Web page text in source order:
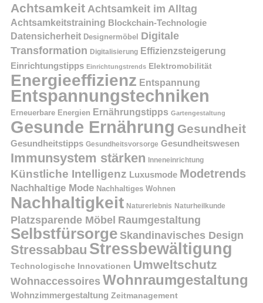
Achtsamkeit Achtsamkeit im Alltag
Achtsamkeitstraining Blockchain-Technologie
Datensicherheit Designermöbel
Digitale
Transformation Digitalisierung Effizienzsteigerung
Einrichtungstipps Einrichtungstrends Elektromobilität
Energieeffizienz Entspannung
Entspannungstechniken
Erneuerbare Energien Ernährungstipps Gartengestaltung
Gesunde Ernährung Gesundheit
Gesundheitstipps Gesundheitsvorsorge Gesundheitswesen
Immunsystem stärken Inneneinrichtung
Künstliche Intelligenz Luxusmode Modetrends
Nachhaltige Mode Nachhaltiges Wohnen
Nachhaltigkeit Naturerlebnis Naturheilkunde
Platzsparende Möbel Raumgestaltung
Selbstfürsorge Skandinavisches Design
Stressabbau Stressbewältigung
Technologische Innovationen Umweltschutz
Wohnaccessoires Wohnraumgestaltung
Wohnzimmergestaltung Zeitmanagement